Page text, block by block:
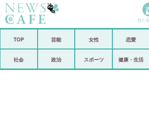
政治
当た
TOP 芸能 女性 恋愛
社会 政治 スポーツ 健康・生活